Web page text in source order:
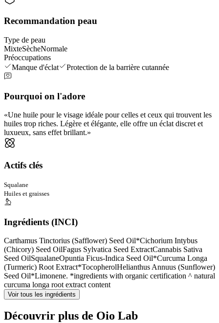
Recommandation peau
Type de peau
MixteSècheNormale
Préoccupations
Manque d'éclat
Protection de la barrière cutannée
Pourquoi on l'adore
Une huile pour le visage idéale pour celles et ceux qui trouvent les
huiles trop riches. Légère et élégante, elle offre un éclat discret et
luxueux, sans effet brillant.
Actifs clés
Squalane
Huiles et graisses
Ingrédients (INCI)
Carthamus Tinctorius (Safflower) Seed Oil*Cichorium Intybus
(Chicory) Seed OilFagus Sylvatica Seed ExtractCannabis Sativa
Seed OilSqualaneOpuntia Ficus-Indica Seed Oil*Curcuma Longa
(Turmeric) Root Extract*TocopherolHelianthus Annuus (Sunflower)
Seed Oil*Limonene. *ingredients with organic certification ^ natural
curcuma longa root extract content
Voir tous les ingrédients
Découvrir plus de Oio Lab